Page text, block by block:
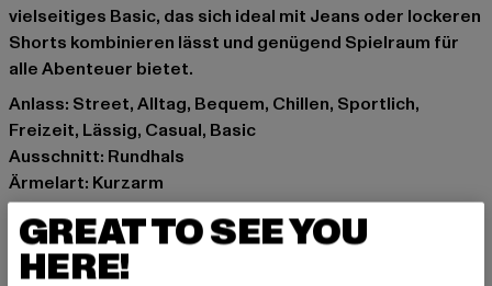
vielseitiges Basic, das sich ideal mit Jeans oder lockeren
Shorts kombinieren lässt und genügend Spielraum für
alle Abenteuer bietet.
Anlass: Street, Alltag, Bequem, Chillen, Sportlich,
Freizeit, Lässig, Casual, Basic
Ausschnitt: Rundhals
Ärmelart: Kurzarm
Schnitt: Lang
Marke: Urban Classics
Kat.: T-Shirts
GREAT TO SEE YOU
HERE!